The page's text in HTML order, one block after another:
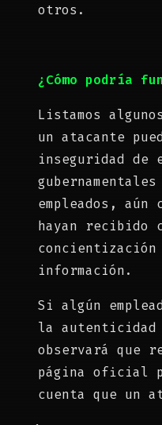
otros.
¿Cómo podría
Listamos
un atacante
inseguridad de
empleados, aún
hayan recibido
información.
Si algún
la
observará que
página oficial
cuenta que un